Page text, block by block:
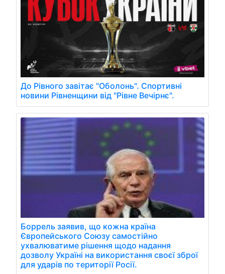
До Рівного завітає "Оболонь". Спортивні
новини Рівненщини від "Рівне Вечірнє".
Боррель заявив, що кожна країна
Європейського Союзу самостійно
ухвалюватиме рішення щодо надання
дозволу Україні на використання своєї зброї
для ударів по території Росії.